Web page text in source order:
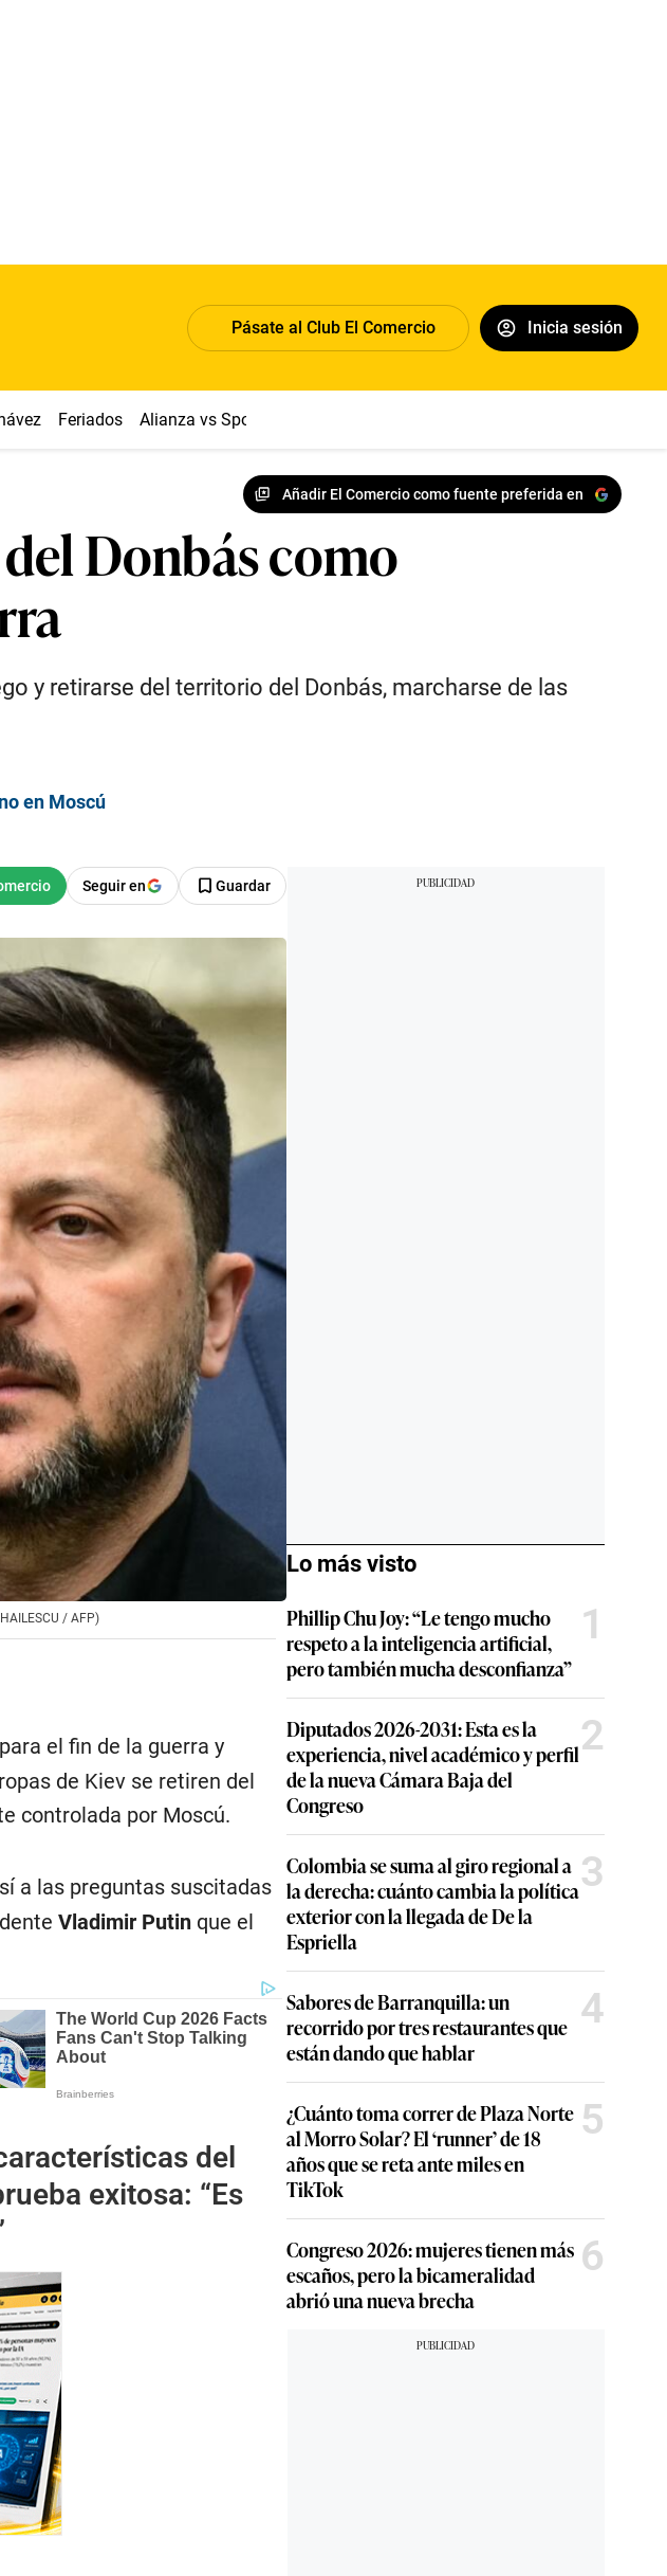
Pásate al Club El Comercio Inicia sesión
Feriados Alianza vs Sport Boys
Añadir El Comercio como fuente preferida en
Donbás como
y retirarse del territorio del Donbás, marcharse de las
en Moscú
Seguir en Guardar
/ AFP)
el fin de la guerra y
de Kiev se retiren del
controlada por Moscú.
a las preguntas suscitadas
Vladimir Putinque el
del
exitosa: “Es
Lo más visto
Phillip Chu Joy: “Le tengo mucho
respeto a la inteligencia artificial,
pero también mucha desconfianza”
1
Diputados 2026-2031: Esta es la
experiencia, nivel académico y perfil
de la nueva Cámara Baja del
Congreso
2
Colombia se suma al giro regional a
la derecha: cuánto cambia la política
exterior con la llegada de De la
Espriella
3
Sabores de Barranquilla: un
recorrido por tres restaurantes que
están dando que hablar
4
¿Cuánto toma correr de Plaza Norte
al Morro Solar? El ‘runner’ de 18
años que se reta ante miles en
TikTok
5
Congreso 2026: mujeres tienen más
escaños, pero la bicameralidad
abrió una nueva brecha
6